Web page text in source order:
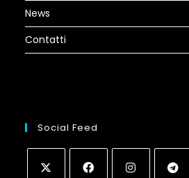
News
Contatti
Social Feed